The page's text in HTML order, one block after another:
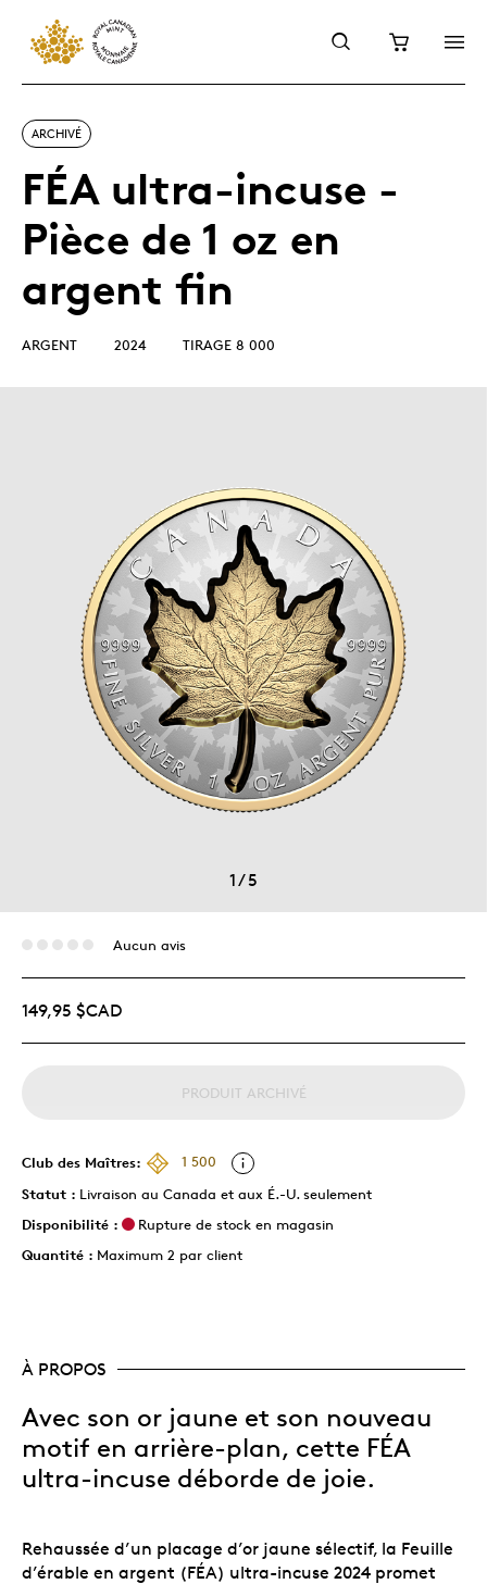
ARCHIVÉ
FÉA ultra-incuse -
Pièce de 1 oz en
argent fin
ARGENT 2024 TIRAGE 8 000
1/5
Aucun avis
149,95 $CAD
PRODUIT ARCHIVÉ
Club des Maîtres:
1 500
Statut : Livraison au Canada et aux É.-U. seulement
Disponibilité :
Rupture de stock en magasin
Quantité : Maximum 2 par client
À PROPOS
Avec son or jaune et son nouveau
motif en arrière-plan, cette FÉA
ultra-incuse déborde de joie.
Rehaussée d’un placage d’or jaune sélectif, la Feuille
d’érable en argent (FÉA) ultra-incuse 2024 promet